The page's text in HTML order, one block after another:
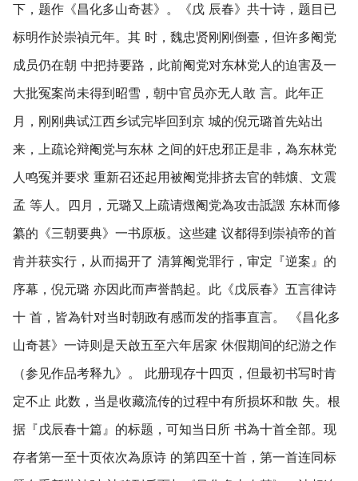
下，题作《昌化多山奇甚》。《戊 辰春》共十诗，题目已
标明作於崇禎元年。其 时，魏忠贤刚刚倒臺，但许多阉党
成员仍在朝 中把持要路，此前阉党对东林党人的迫害及一
大批冤案尚未得到昭雪，朝中官员亦无人敢 言。此年正
月，刚刚典试江西乡试完毕回到京 城的倪元璐首先站出
来，上疏论辩阉党与东林 之间的奸忠邪正是非，為东林党
人鸣冤并要求 重新召还起用被阉党排挤去官的韩爌、文震
孟 等人。四月，元璐又上疏请燬阉党為攻击詆譭 东林而修
纂的《三朝要典》一书原板。这些建 议都得到崇禎帝的首
肯并获实行，从而揭开了 清算阉党罪行，审定『逆案』的
序幕，倪元璐 亦因此而声誉鹊起。此《戊辰春》五言律诗
十 首，皆為针对当时朝政有感而发的指事直言。 《昌化多
山奇甚》一诗则是天啟五至六年居家 休假期间的纪游之作
（参见作品考释九》。 此册现存十四页，但最初书写时肯
定不止 此数，当是收藏流传的过程中有所损坏和散 失。根
据『戊辰春十篇』的标题，可知当日所 书為十首全部。现
存者第一至十页依次為原诗 的第四至十首，第一首连同标